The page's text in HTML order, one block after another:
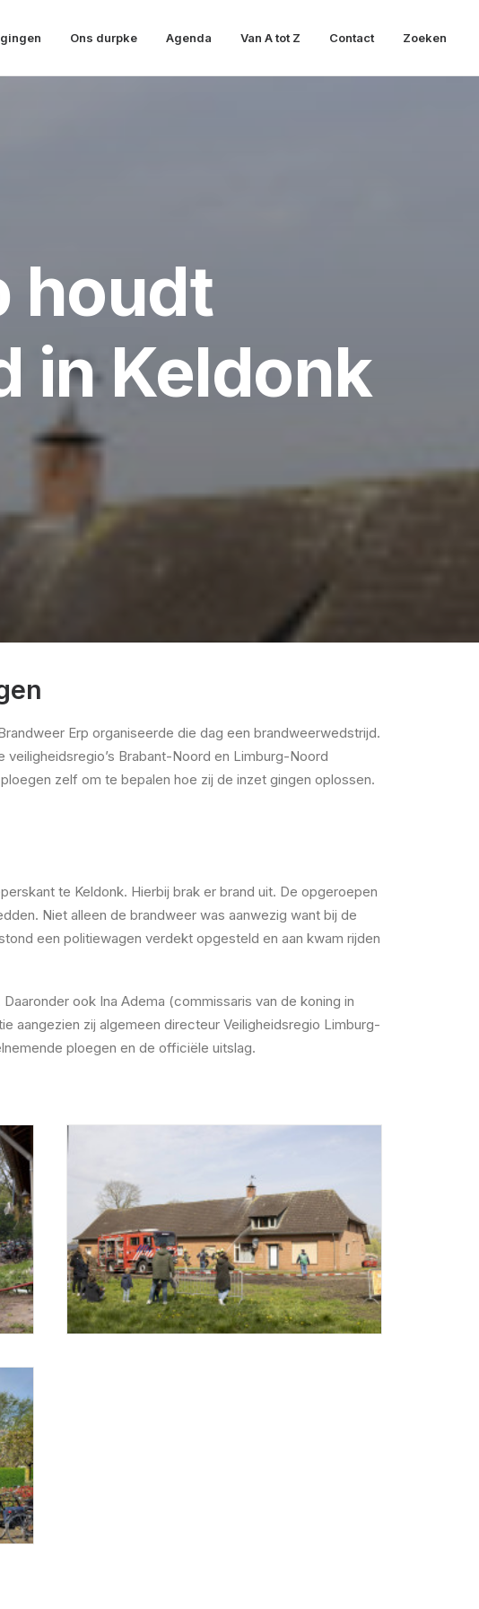
Ons durpke Agenda Van A tot Z Contact Zoeken
houdt
in Keldonk
Erp organiseerde die dag een brandweerwedstrijd.
Brabant-Noord en Limburg-Noord
zelf om te bepalen hoe zij de inzet gingen oplossen.
te Keldonk. Hierbij brak er brand uit. De opgeroepen
Niet alleen de brandweer was aanwezig want bij de
een politiewagen verdekt opgesteld en aan kwam rijden
ook Ina Adema (commissaris van de koning in
aangezien zij algemeen directeur Veiligheidsregio Limburg-
ploegen en de officiële uitslag.